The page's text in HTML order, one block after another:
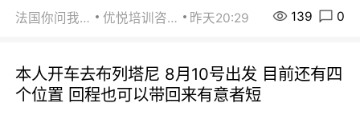
法国你问我答 优悦培训咨询 昨天20:29 139 0
本人开车去布列塔尼 8月10号出发 目前还有四
个位置 回程也可以带回来有意者短